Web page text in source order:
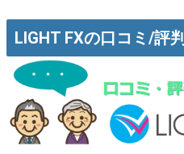
LIGHT FXの口コミ/評判